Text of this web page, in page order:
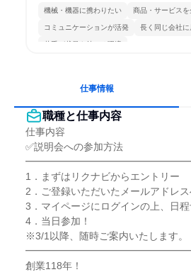
機械・機器に携わりたい 商品・サービス
コミュニケーションが活発 長く同じ会社
若手が裁量を持てる環境
仕事情報
職種と仕事内容
仕事内容
✅説明会への参加方法
1．まずはリクナビからエントリー
2．ご登録いただいたメールアドレ
3．マイページにログインの上、日程
4．当日参加！
※3/1以降、随時ご案内いたします。
創業118年！